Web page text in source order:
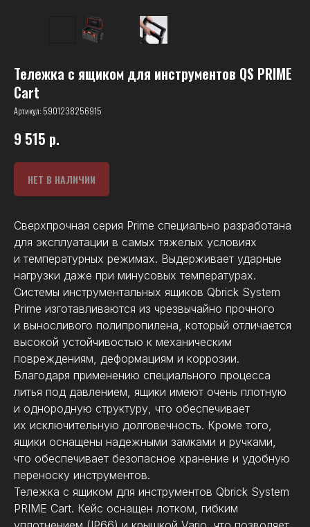
Тележка с ящиком для инструментов QS PRIME
Cart
Артикул: 5901238256915
9 515 р.
НЕТ В НАЛИЧИИ
Сверхпрочная серия Prime специально разработана
для эксплуатации в самых тяжелых условиях
и температурных режимах. Выдерживает ударные
нагрузки даже при минусовых температурах.
Системы инструментальных ящиков Qbrick System
Prime изготавливаются из чрезвычайно прочного
и выносливого полипропилена, который отличается
высокой устойчивостью к механическим
повреждениям, деформациям и коррозии.
Благодаря применению специального процесса
литья под давлением, ящики имеют очень плотную
и однородную структуру, что обеспечивает
их исключительную долговечность. Кроме того,
ящики оснащены надежными замками и ручками,
что обеспечивает безопасное хранение и удобную
переноску инструментов.
Тележка с ящиком для инструментов Qbrick System
PRIME Cart. Кейс оснащен лотком, гибким
Модель PRIME Cart